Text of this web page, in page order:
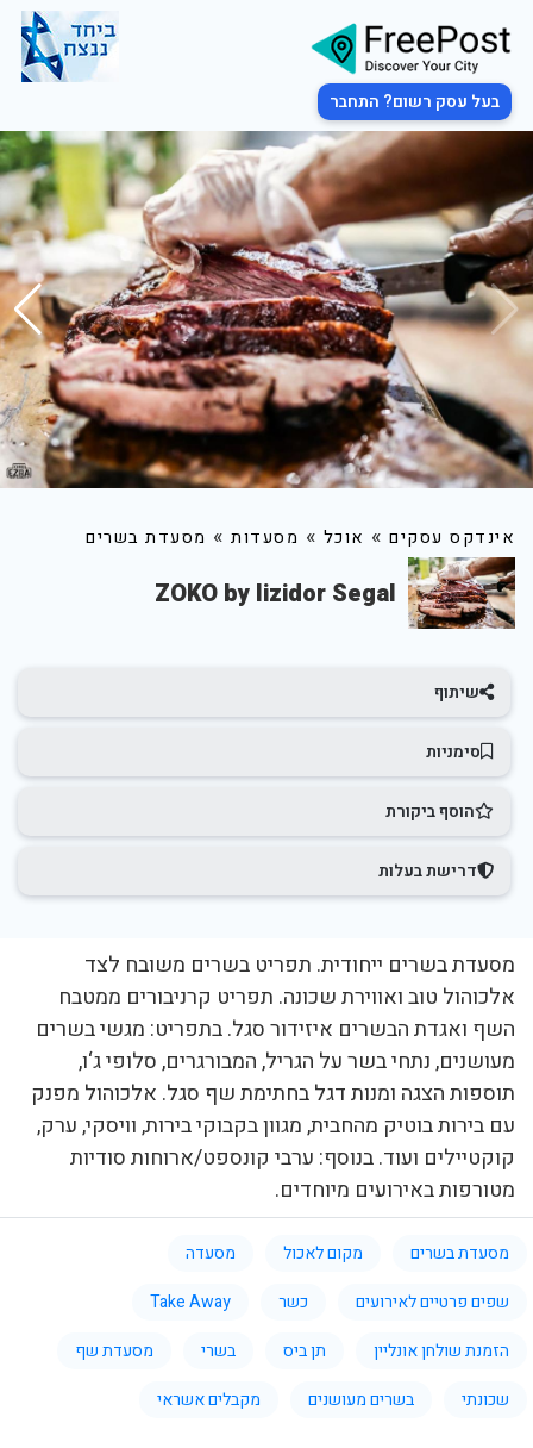
בעל עסק רשום? התחבר
אינדקס עסקים » אוכל » מסעדות » מסעדת בשרים
ZOKO by Iizidor Segal
שיתוף
סימניות
הוסף ביקורת
דרישת בעלות
מסעדת בשרים ייחודית. תפריט בשרים משובח לצד
אלכוהול טוב ואווירת שכונה. תפריט קרניבורים ממטבח
השף ואגדת הבשרים איזידור סגל. בתפריט: מגשי בשרים
מעושנים, נתחי בשר על הגריל, המבורגרים, סלופי ג‘ו,
תוספות הצגה ומנות דגל בחתימת שף סגל. אלכוהול מפנק
עם בירות בוטיק מהחבית, מגוון בקבוקי בירות, וויסקי, ערק,
קוקטיילים ועוד. בנוסף: ערבי קונספט/ארוחות סודיות
מטורפות באירועים מיוחדים.
מסעדת בשרים מקום לאכול
מסעדה
שפים פרטיים לאירועים
כשר
Take Away
הזמנת שולחן אונליין
תן ביס בשרי
מסעדת שף
שכונתי
בשרים מעושנים מקבלים אשראי